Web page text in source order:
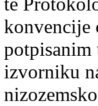
konvencije
potpisanim
izvorniku